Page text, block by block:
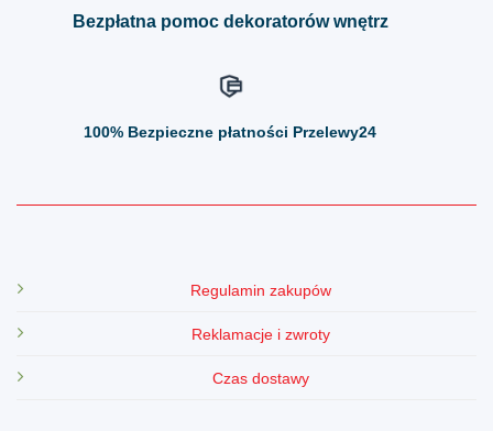
Bezpłatna pomoc dekoratorów wnętrz
100% Bezpieczne płatności Przelewy24
Regulamin zakupów
Reklamacje i zwroty
Czas dostawy